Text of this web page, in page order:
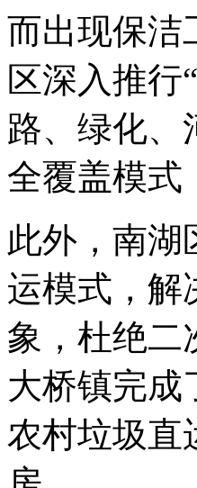
而出现保洁
区深入推行
路、绿化、
全覆盖模式
此外，南湖
运模式，解
象，杜绝二
大桥镇完成
农村垃圾直